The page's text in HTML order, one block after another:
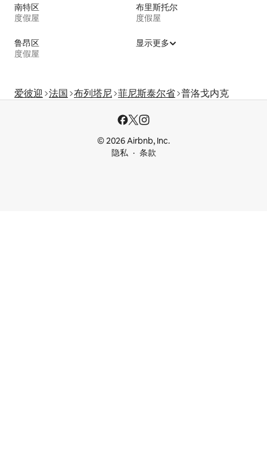
南特区
度假屋
布里斯托尔
度假屋
鲁昂区
度假屋
显示更多
爱彼迎 法国 布列塔尼 菲尼斯泰尔省 普洛戈内克
© 2026 Airbnb, Inc.
隐私
条款